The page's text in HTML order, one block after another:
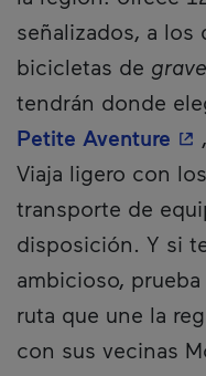
señalizados, a los
bicicletas de
tendrán donde
Petite Aventure -
Viaja ligero con
transporte de
disposición. Y si
ambicioso, prueba
ruta que une la
con sus vecinas